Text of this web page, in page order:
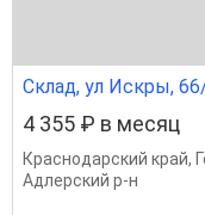
Склад, ул Искры,
4 355 ₽ в месяц
Краснодарский край,
Адлерский р-н